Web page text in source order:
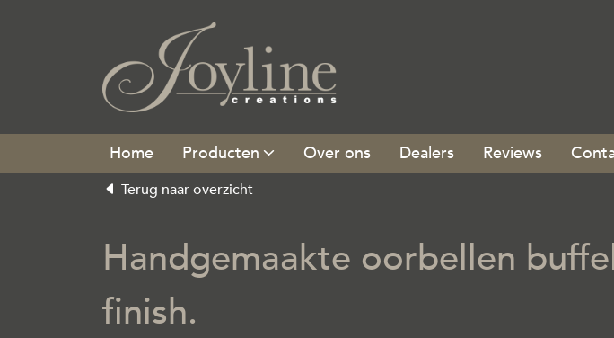
Producten Over ons Dealers Reviews
Terug naar overzicht
Handgemaakte oorbellen
finish.